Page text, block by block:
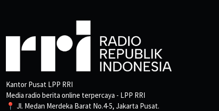
Kantor Pusat LPP RRI
Media radio berita online terpercaya - LPP RRI
📍 Jl. Medan Merdeka Barat No.4-5, Jakarta Pusat.